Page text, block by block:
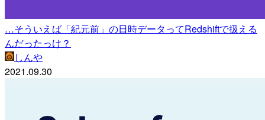
…そういえば「紀元前」の日時データってRedshiftで扱える
んだったっけ？
しんや
2021.09.30